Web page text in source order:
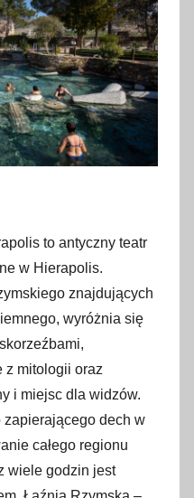
to antyczny teatr
w Hierapolis.
znajdujących
wyróżnia się
z mitologii oraz
i miejsc dla widzów.
dech w
całego regionu
wiele godzin jest